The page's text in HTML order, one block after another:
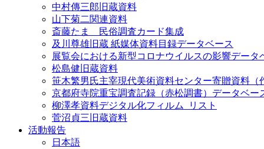
中村傳三郎旧蔵資料
山下菊二関連資料
斎藤たま 民俗調査カード集成
及川尊雄旧蔵 紙媒体資料目録データベース
展覧会における新型コロナウイルスの影響データ
松島健旧蔵資料
笹木繁男氏主宰現代美術資料センター寄贈資料（
京都府寺院重宝調査記録（赤松調書）データベー
柳澤孝資料デジタル化フィルム_リスト
菅沼貞三旧蔵資料
活動報告
日本語